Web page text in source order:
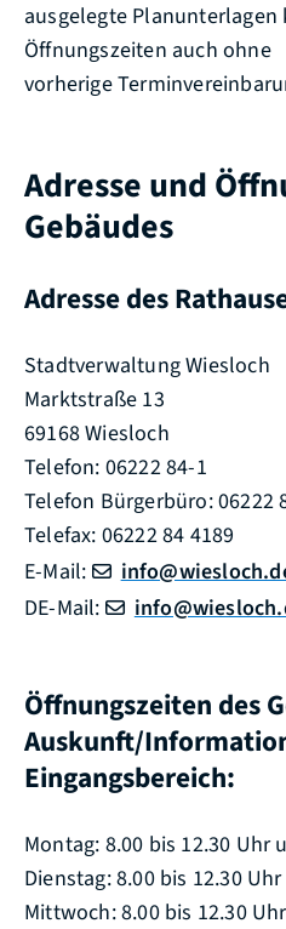
ausgelegte
Öffnungszeiten auch ohne
vorherige
Adresse und
Gebäudes
Adresse des
Stadtverwaltung Wiesloch
Marktstraße 13
69168 Wiesloch
Telefon: 06222 84-1
Telefon Bürgerbüro: 06222
Telefax: 06222 84 4189
E-Mail:
DE-Mail:
Öffnungszeiten des
Auskunft/
Eingangsbereich:
Montag: 8.00 bis 12.30 Uhr
Dienstag: 8.00 bis 12.30
Mittwoch: 8.00 bis 12.30